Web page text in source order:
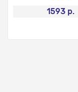
1593 р.